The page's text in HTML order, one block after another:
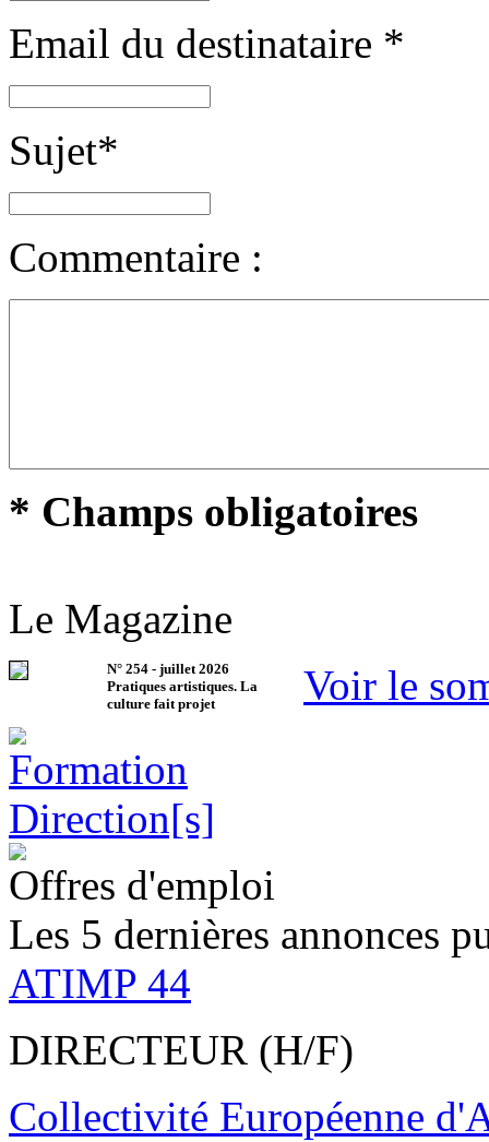
Email du destinataire *
Sujet*
Commentaire :
* Champs obligatoires
Le Magazine
N° 254 - juillet 2026
Pratiques artistiques. La
culture fait projet
Voir le
Offres d'emploi
Les 5 dernières annonces
ATIMP 44
DIRECTEUR (H/F)
Collectivité Européenne